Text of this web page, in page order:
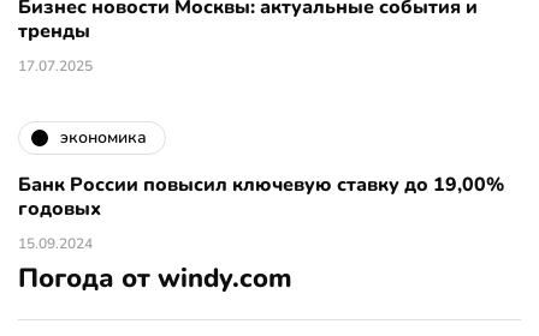
Бизнес новости Москвы: актуальные события и
тренды
17.07.2025
экономика
Банк России повысил ключевую ставку до 19,00%
годовых
15.09.2024
Погода от windy.com